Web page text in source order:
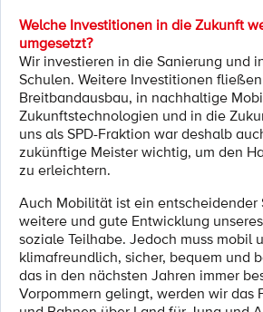
Welche Investitionen in die Zukunft
umgesetzt?
Wir investieren in die Sanierung und
Schulen. Weitere Investitionen
Breitbandausbau, in nachhaltige
Zukunftstechnologien und in die
uns als SPD-Fraktion war deshalb
zukünftige Meister wichtig, um den
zu erleichtern.
Auch Mobilität ist ein entscheidender
weitere und gute Entwicklung
soziale Teilhabe. Jedoch muss mobil
klimafreundlich, sicher, bequem und
das in den nächsten Jahren immer
Vorpommern gelingt, werden wir das